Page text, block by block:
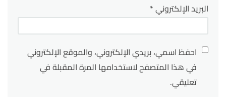
البريد الإلكتروني*
احفظ اسمي، بريدي الإلكتروني، والموقع الإلكتروني
في هذا المتصفح لاستخدامها المرة المقبلة في
تعليقي.